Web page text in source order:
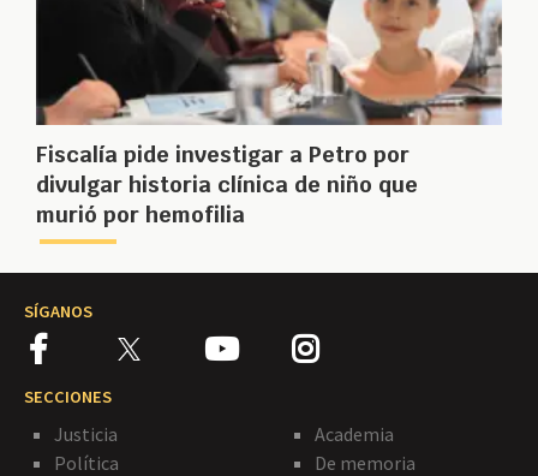
Fiscalía pide investigar a Petro por
divulgar historia clínica de niño que
murió por hemofilia
SÍGANOS
SECCIONES
Justicia
Política
Academia
De memoria